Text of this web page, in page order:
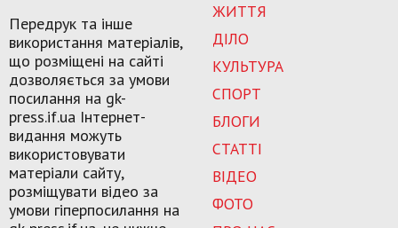
ЖИТТЯ
ДІЛО
КУЛЬТУРА
СПОРТ
БЛОГИ
СТАТТІ
ВІДЕО
ФОТО
Передрук та інше
використання матеріалів,
що розміщені на сайті
дозволяється за умови
посилання на gk-
press.if.ua Інтернет-
видання можуть
використовувати
матеріали сайту,
розміщувати відео за
умови гіперпосилання на